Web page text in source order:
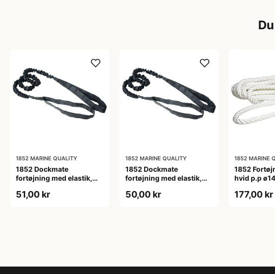
1852 MARINE QUALITY
1852 Dockmate
fortøjning med elastik,
51,00 kr
1852 MARINE QUALITY
1852 Dockmate
fortøjning med elastik,
50,00 kr
1852 MARINE
1852
hvid p.p
177,00 kr